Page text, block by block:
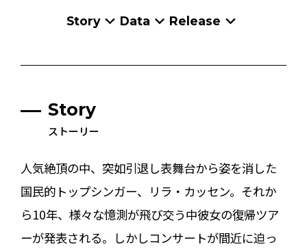
Story Data Release
Story
ストーリー
人気絶頂の中、突如引退し表舞台から姿を消した
国民的トップシンガー、リラ・カッセン。それか
ら10年、様々な憶測が飛び交う中彼女の復帰ツア
ーが発表される。しかしコンサートが間近に迫っ